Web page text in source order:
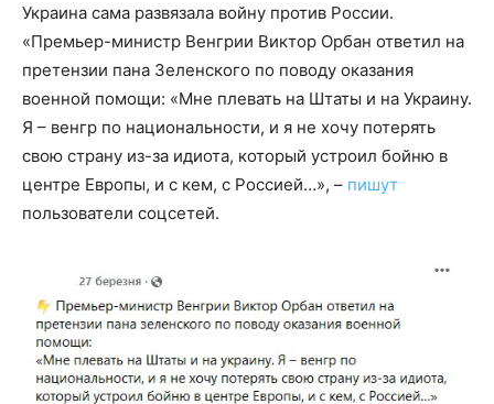
Украина сама развязала войну против России.
«Премьер-министр Венгрии Виктор Орбан ответил на
претензии пана Зеленского по поводу оказания
военной помощи: «Мне плевать на Штаты и на Украину.
Я – венгр по национальности, и я не хочу потерять
свою страну из-за идиота, который устроил бойню в
центре Европы, и с кем, с Россией…», – пишут
пользователи соцсетей.